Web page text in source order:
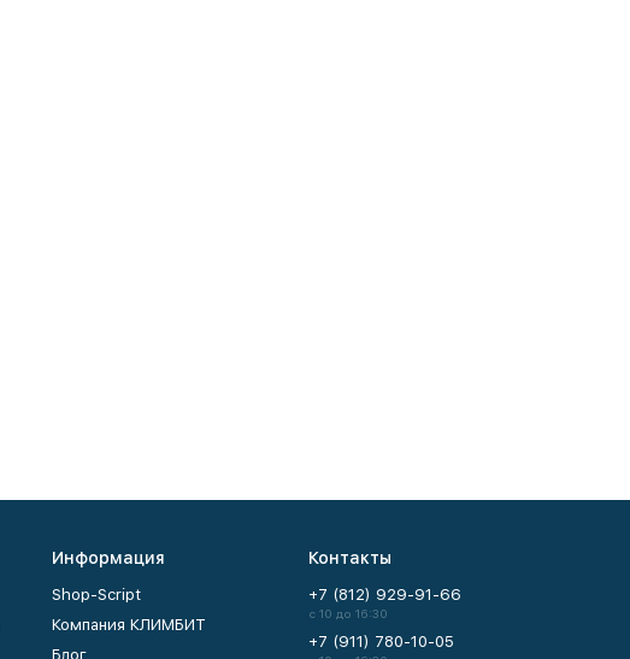
Информация
Shop-Script
Компания КЛИМБИТ
Блог
Контакты
+7 (812) 929-91-66
с 10 до 16:30
+7 (911) 780-10-05